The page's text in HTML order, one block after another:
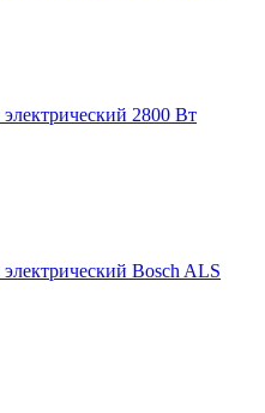
2800 Вт
Bosch ALS